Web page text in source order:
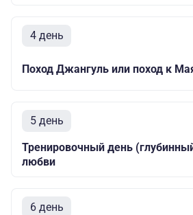
4 день
Поход Джангуль или поход к
5 день
Тренировочный день
любви
6 день